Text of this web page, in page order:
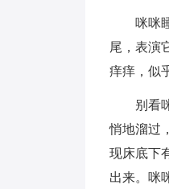
咪咪睡
尾，表演
痒痒，似
别看咪
悄地溜过
现床底下
出来。咪